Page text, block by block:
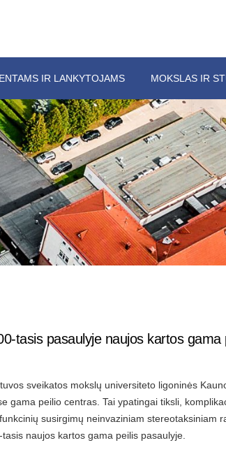
IR LANKYTOJAMS MOKSLAS IR
tasis pasaulyje naujos kartos gama
sveikatos mokslų universiteto ligoninės
gama peilio centras. Tai ypatingai tiksli,
susirgimų neinvaziniam stereotaksiniam
naujos kartos gama peilis pasaulyje.